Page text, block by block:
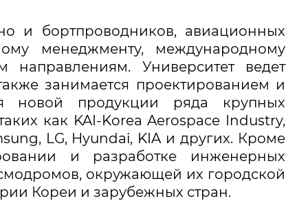
и бортпроводников, авиационных
менеджменту, международному
Университет ведет
занимается проектированием и
новой продукции ряда крупных
как KAI-Korea Aerospace Industry,
LG, Hyundai, KIA и других. Кроме
и разработке инженерных
окружающей их городской
Кореи и зарубежных стран.